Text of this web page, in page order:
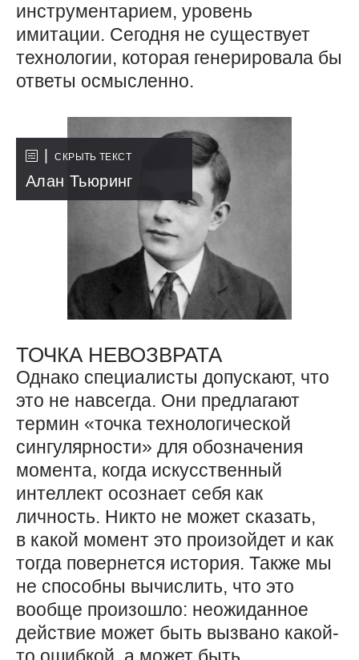
инструментарием, уровень
имитации. Сегодня не существует
технологии, которая генерировала бы
ответы осмысленно.
СКРЫТЬ ТЕКСТ
Алан Тьюринг
ТОЧКА НЕВОЗВРАТА
Однако специалисты допускают, что
это не навсегда. Они предлагают
термин «точка технологической
сингулярности» для обозначения
момента, когда искусственный
интеллект осознает себя как
личность. Никто не может сказать,
в какой момент это произойдет и как
тогда повернется история. Также мы
не способны вычислить, что это
вообще произошло: неожиданное
действие может быть вызвано какой-